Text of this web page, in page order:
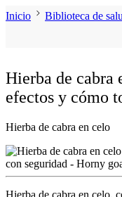
Inicio Biblioteca de
Hierba de cabra
efectos y cómo
Hierba de cabra en celo
Hierba de cabra en celo,